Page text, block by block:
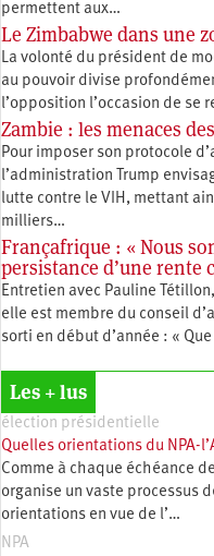
permettent aux…
Le Zimbabwe dans une
La volonté du président de
au pouvoir divise
l’opposition l’occasion de se
Zambie : les menaces
Pour imposer son protocole
l’administration Trump
lutte contre le VIH, mettant
milliers…
Françafrique : « Nous
persistance d’une rente
Entretien avec Pauline
elle est membre du conseil
sorti en début d’année : «
Les + lus
élection présidentielle
Quelles orientations du NPA-
Comme à chaque échéance
organise un vaste processus
orientations en vue de l’…
NPA